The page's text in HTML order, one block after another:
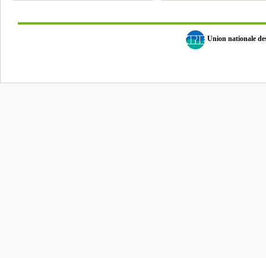
Union nationale